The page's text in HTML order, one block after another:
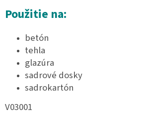
Použitie na:
betón
tehla
glazúra
sadrové dosky
sadrokartón
V03001